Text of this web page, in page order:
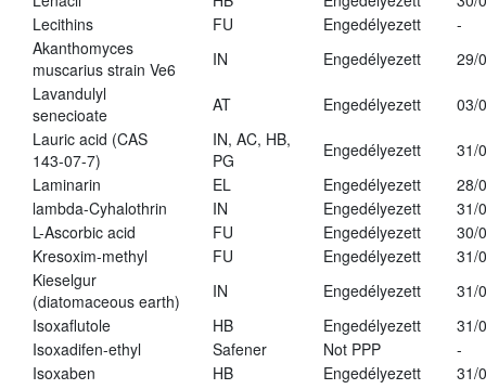
Lecithins
FU Engedélyezett
-
Akanthomyces
muscarius strain Ve6
IN Engedélyezett
29/
Lavandulyl
senecioate
AT Engedélyezett
03/
Lauric acid (CAS
143-07-7)
IN, AC, HB,
PG
Engedélyezett
31/
Laminarin
EL Engedélyezett
28/
lambda-Cyhalothrin
IN Engedélyezett
31/
L-Ascorbic acid
FU Engedélyezett
30/
Kresoxim-methyl
FU Engedélyezett
31/
Kieselgur
(diatomaceous earth)
IN Engedélyezett
31/
Isoxaflutole
HB Engedélyezett
31/
Isoxadifen-ethyl
Safener Not PPP
-
Isoxaben
HB Engedélyezett
31/